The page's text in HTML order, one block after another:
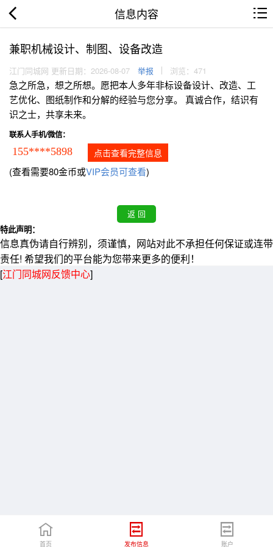
信息内容
兼职机械设计、制图、设备改造
江门同城网 更新日期：2026-08-07 举报 浏览：471
急之所急，想之所想。愿把本人多年非标设备设计、改造、工
艺优化、图纸制作和分解的经验与您分享。 真诚合作，结识有
识之士，共享未来。
联系人手机/微信：
155****5898 点击查看完整信息
(查看需要80金币或VIP会员可查看)
特此声明：
信息真伪请自行辨别，须谨慎，网站对此不承担任何保证或连带
责任! 希望我们的平台能为您带来更多的便利！
[江门同城网反馈中心]
首页 发布信息 账户